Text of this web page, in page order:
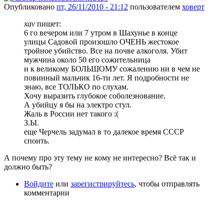
Опубликовано пт, 26/11/2010 - 21:12 пользователем ховерт
xav пишет:
6 го вечером или 7 утром в Шахунье в конце
улицы Садовой произошло ОЧЕНЬ жестокое
тройное убийство. Все на почве алкоголя. Убит
мужчина около 50 его сожительница
и к великому БОЛЬШОМУ сожалению ни в чем не
повинный мальчик 16-ти лет. Я подробности не
знаю, все ТОЛЬКО по слухам.
Хочу выразить глубокое соболезнование.
А убийцу я бы на электро стул.
Жаль в России нет такого :(
З.Ы.
еще Черчель задумал в то далекое время СССР
споить.
А почему про эту тему не кому не интересно? Всё так и
должно быть?
Войдите или зарегистрируйтесь, чтобы отправлять
комментарии